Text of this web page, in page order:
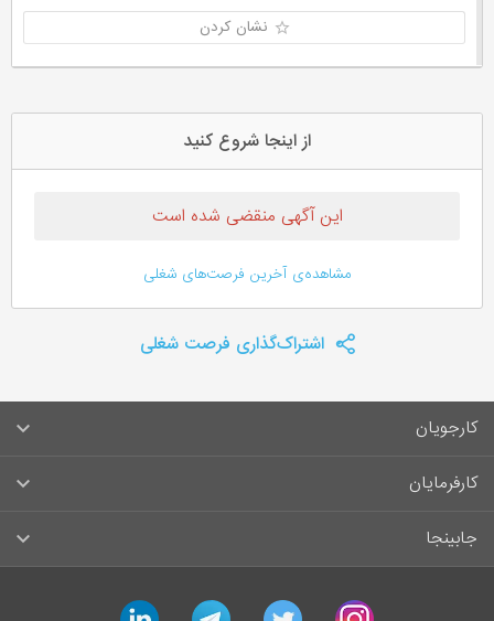
نشان کردن
از اینجا شروع کنید
این آگهی منقضی شده است
مشاهده‌ی آخرین فرصت‌های شغلی
اشتراک‌گذاری فرصت شغلی
کارجویان
سوالات متداول کارجویان
لیست مشاغل
آگهی‌های استخدام
کارفرمایان
راهنمای ثبت آگهی استخدام
جابینجا
instagram
twitter
telegram
linkedin